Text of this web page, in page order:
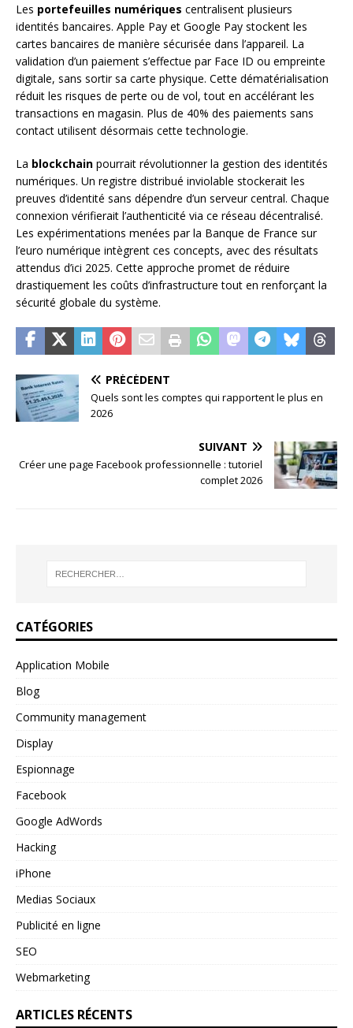
Les portefeuilles numériques centralisent plusieurs
identités bancaires. Apple Pay et Google Pay stockent les
cartes bancaires de manière sécurisée dans l’appareil. La
validation d’un paiement s’effectue par Face ID ou empreinte
digitale, sans sortir sa carte physique. Cette dématérialisation
réduit les risques de perte ou de vol, tout en accélérant les
transactions en magasin. Plus de 40% des paiements sans
contact utilisent désormais cette technologie.
La blockchain pourrait révolutionner la gestion des identités
numériques. Un registre distribué inviolable stockerait les
preuves d’identité sans dépendre d’un serveur central. Chaque
connexion vérifierait l’authenticité via ce réseau décentralisé.
Les expérimentations menées par la Banque de France sur
l’euro numérique intègrent ces concepts, avec des résultats
attendus d’ici 2025. Cette approche promet de réduire
drastiquement les coûts d’infrastructure tout en renforçant la
sécurité globale du système.
PRÉCÉDENT
Quels sont les comptes qui rapportent le plus en
2026
SUIVANT
Créer une page Facebook professionnelle : tutoriel
complet 2026
CATÉGORIES
Application Mobile
Blog
Community management
Display
Espionnage
Facebook
Google AdWords
Hacking
iPhone
Medias Sociaux
Publicité en ligne
SEO
Webmarketing
ARTICLES RÉCENTS